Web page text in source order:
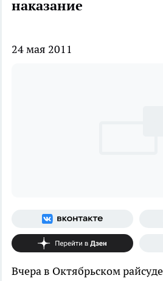
наказание
24 мая 2011
Вчера в Октябрьском